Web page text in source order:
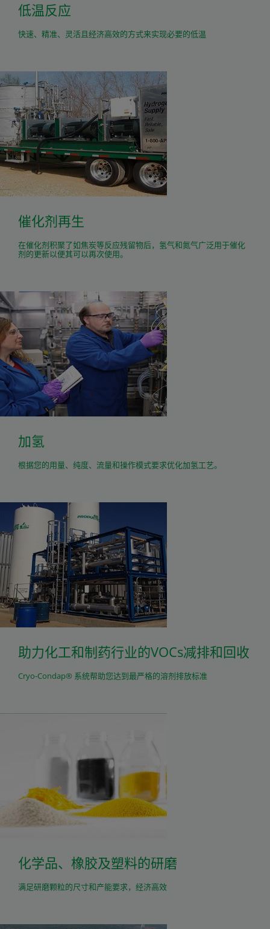
低温反应
快速、精准、灵活且经济高效的方式来实现必要的低温
催化剂再生
在催化剂积聚了如焦炭等反应残留物后，氢气和氮气广泛用于催化
剂的更新以便其可以再次使用。
加氢
根据您的用量、纯度、流量和操作模式要求优化加氢工艺。
助力化工和制药行业的VOCs减排和回收
Cryo-Condap® 系统帮助您达到最严格的溶剂排放标准
化学品、橡胶及塑料的研磨
满足研磨颗粒的尺寸和产能要求，经济高效